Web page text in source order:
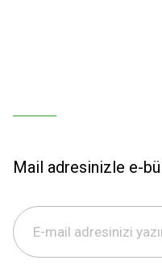
Mail adresinizle e-